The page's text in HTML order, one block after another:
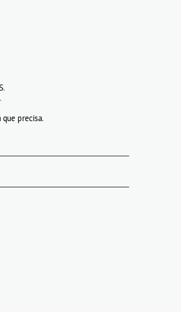
precisa.